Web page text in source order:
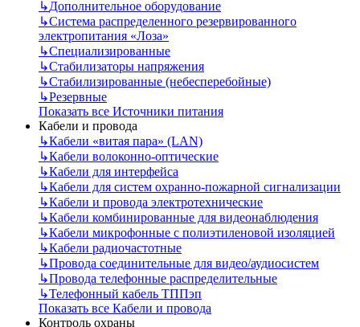
↳Дополнительное оборудование
↳Система распределенного резервированного
электропитания «Лоза»
↳Специализированные
↳Стабилизаторы напряжения
↳Стабилизированные (небесперебойные)
↳Резервные
Показать все Источники питания
Кабели и провода
↳Кабели «витая пара» (LAN)
↳Кабели волоконно-оптические
↳Кабели для интерфейса
↳Кабели для систем охранно-пожарной сигнализации
↳Кабели и провода электротехнические
↳Кабели комбинированные для видеонаблюдения
↳Кабели микрофонные с полиэтиленовой изоляцией
↳Кабели радиочастотные
↳Провода соединительные для видео/аудиосистем
↳Провода телефонные распределительные
↳Телефонный кабель ТППэп
Показать все Кабели и провода
Контроль охраны